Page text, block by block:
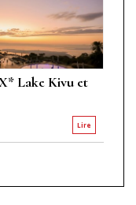
Lake Kivu et
Lire